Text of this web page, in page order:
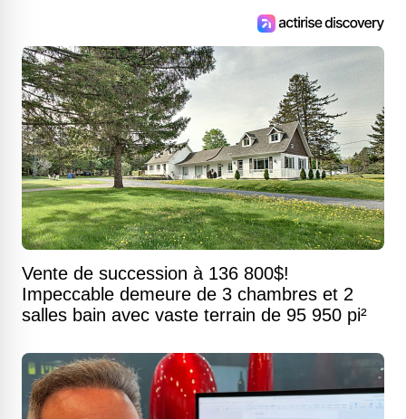
Vente de succession à 136 800$!
Impeccable demeure de 3 chambres et 2
salles bain avec vaste terrain de 95 950 pi²